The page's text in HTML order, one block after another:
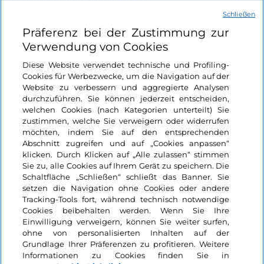
Nützliche Links
Login
Bleiben wir in Kontakt
Präferenz bei der Zustimmung zur
Verwendung von Cookies
Diese Website verwendet technische und Profiling-
Cookies für Werbezwecke, um die Navigation auf der
Website zu verbessern und aggregierte Analysen
durchzuführen. Sie können jederzeit entscheiden,
welchen Cookies (nach Kategorien unterteilt) Sie
zustimmen, welche Sie verweigern oder widerrufen
möchten, indem Sie auf den entsprechenden
Abschnitt zugreifen und auf „Cookies anpassen“
klicken. Durch Klicken auf „Alle zulassen“ stimmen
Sie zu, alle Cookies auf Ihrem Gerät zu speichern. Die
Schaltfläche „Schließen“ schließt das Banner. Sie
setzen die Navigation ohne Cookies oder andere
Tracking-Tools fort, während technisch notwendige
Cookies beibehalten werden. Wenn Sie Ihre
Einwilligung verweigern, können Sie weiter surfen,
ohne von personalisierten Inhalten auf der
Grundlage Ihrer Präferenzen zu profitieren. Weitere
Informationen zu Cookies finden Sie in
Schließen